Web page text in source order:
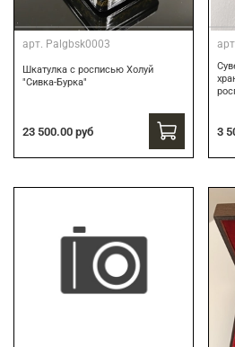
арт. Palgbsk0003
Шкатулка с росписью Холуй
"Сивка-Бурка"
23 500.00 руб 3